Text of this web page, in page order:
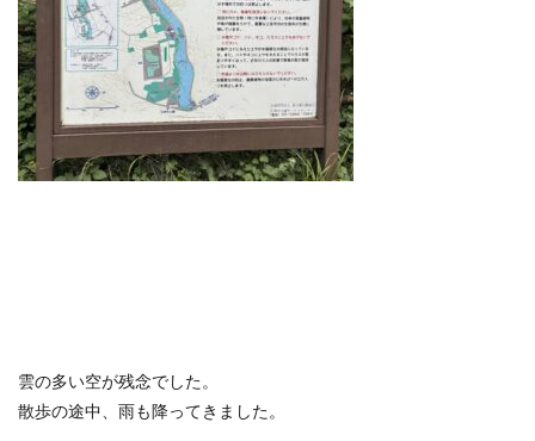
雲の多い空が残念でした。
散歩の途中、雨も降ってきました。